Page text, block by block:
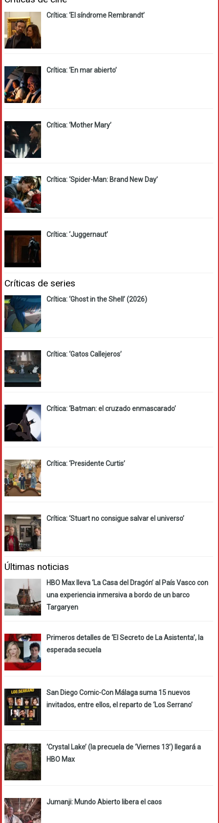
Crítica: ‘El síndrome Rembrandt’
Crítica: ‘En mar abierto’
Crítica: ‘Mother Mary’
Crítica: ‘Spider-Man: Brand New Day’
Crítica: ‘Juggernaut’
Críticas de series
Crítica: ‘Ghost in the Shell’ (2026)
Crítica: ‘Gatos Callejeros’
Crítica: ‘Batman: el cruzado enmascarado’
Crítica: ‘Presidente Curtis’
Crítica: ‘Stuart no consigue salvar el universo’
Últimas noticias
HBO Max lleva ‘La Casa del Dragón’ al País Vasco con
una experiencia inmersiva a bordo de un barco
Targaryen
Primeros detalles de ‘El Secreto de La Asistenta’, la
esperada secuela
San Diego Comic-Con Málaga suma 15 nuevos
invitados, entre ellos, el reparto de ‘Los Serrano’
‘Crystal Lake’ (la precuela de ‘Viernes 13’) llegará a
HBO Max
Jumanji: Mundo Abierto libera el caos